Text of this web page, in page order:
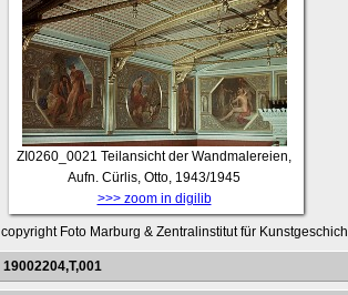
ZI0260_0021 Teilansicht der Wandmalereien,
Aufn. Cürlis, Otto, 1943/1945
>>> zoom in digilib
copyright Foto Marburg & Zentralinstitut für
19002204,T,001